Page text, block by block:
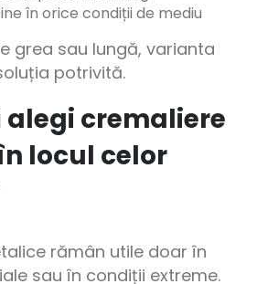
în orice condiții de mediu
grea sau lungă, varianta
potrivită.
alegi cremaliere
locul celor
rămân utile doar în
sau în condiții extreme.